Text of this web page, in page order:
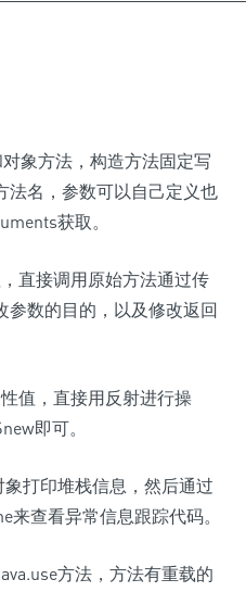
象方法，构造方法固定写
名，参数可以自己定义也
获取。
直接调用原始方法通过传
参数的目的，以及修改返回
值，直接用反射进行操
即可。
打印堆栈信息，然后通过
来查看异常信息跟踪代码。
方法，方法有重载的